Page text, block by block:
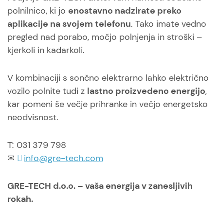
polnilnico, ki jo enostavno nadzirate preko
aplikacije na svojem telefonu. Tako imate vedno
pregled nad porabo, močjo polnjenja in stroški –
kjerkoli in kadarkoli.
V kombinaciji s sončno elektrarno lahko električno
vozilo polnite tudi z lastno proizvedeno energijo,
kar pomeni še večje prihranke in večjo energetsko
neodvisnost.
T: 031 379 798
✉ info@gre-tech.com
GRE-TECH d.o.o. – vaša energija v zanesljivih
rokah.